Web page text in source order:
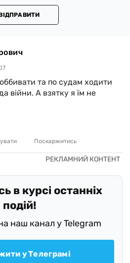
та по судам ходити
війни. А взятку я їм не
Поскаржитись
в курсі останніх
подій!
наш канал у Telegram
у Телеграмі